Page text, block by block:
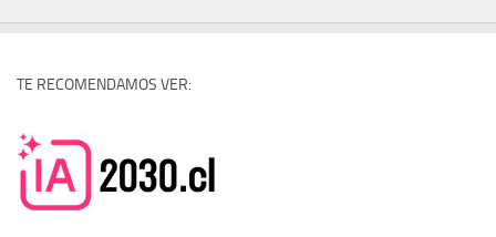
TE RECOMENDAMOS VER: